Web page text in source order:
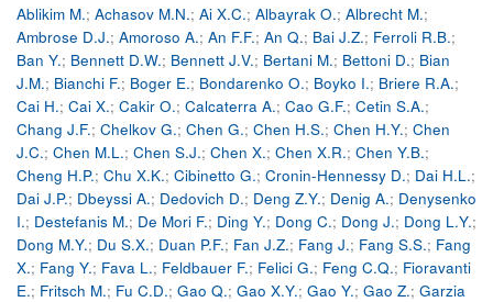
Ablikim M.; Achasov M.N.; Ai X.C.; Albayrak O.; Albrecht M.;
Ambrose D.J.; Amoroso A.; An F.F.; An Q.; Bai J.Z.; Ferroli R.B.;
Ban Y.; Bennett D.W.; Bennett J.V.; Bertani M.; Bettoni D.; Bian
J.M.; Bianchi F.; Boger E.; Bondarenko O.; Boyko I.; Briere R.A.;
Cai H.; Cai X.; Cakir O.; Calcaterra A.; Cao G.F.; Cetin S.A.;
Chang J.F.; Chelkov G.; Chen G.; Chen H.S.; Chen H.Y.; Chen
J.C.; Chen M.L.; Chen S.J.; Chen X.; Chen X.R.; Chen Y.B.;
Cheng H.P.; Chu X.K.; Cibinetto G.; Cronin-Hennessy D.; Dai H.L.;
Dai J.P.; Dbeyssi A.; Dedovich D.; Deng Z.Y.; Denig A.; Denysenko
I.; Destefanis M.; De Mori F.; Ding Y.; Dong C.; Dong J.; Dong L.Y.;
Dong M.Y.; Du S.X.; Duan P.F.; Fan J.Z.; Fang J.; Fang S.S.; Fang
X.; Fang Y.; Fava L.; Feldbauer F.; Felici G.; Feng C.Q.; Fioravanti
E.; Fritsch M.; Fu C.D.; Gao Q.; Gao X.Y.; Gao Y.; Gao Z.; Garzia